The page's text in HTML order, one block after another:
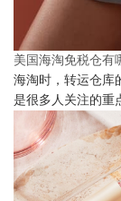
美国海淘免税仓有
海淘时，转运仓库
是很多人关注的重